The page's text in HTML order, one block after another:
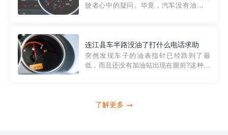
驶者心中的疑问。毕竟，汽车没有油就无
越者小程序是一款专门解决汽车没油问题
的在线服务平台。通过...
连江县车半路没油了打什么电话求助
突然发现车子的油表指针已经跌到了最
低，而且还没有加油站出现在眼前?这种情
打4006363122请求送油人员来帮助你。
了解更多 →